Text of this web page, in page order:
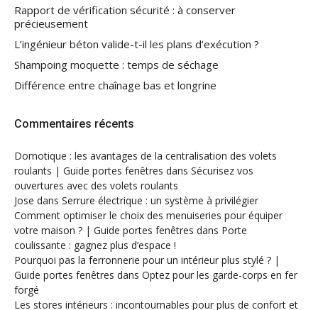
Rapport de vérification sécurité : à conserver
précieusement
L’ingénieur béton valide-t-il les plans d’exécution ?
Shampoing moquette : temps de séchage
Différence entre chaînage bas et longrine
Commentaires récents
Domotique : les avantages de la centralisation des volets
roulants | Guide portes fenêtres dans Sécurisez vos
ouvertures avec des volets roulants
Jose dans Serrure électrique : un système à privilégier
Comment optimiser le choix des menuiseries pour équiper
votre maison ? | Guide portes fenêtres dans Porte
coulissante : gagnez plus d’espace !
Pourquoi pas la ferronnerie pour un intérieur plus stylé ? |
Guide portes fenêtres dans Optez pour les garde-corps en fer
forgé
Les stores intérieurs : incontournables pour plus de confort et